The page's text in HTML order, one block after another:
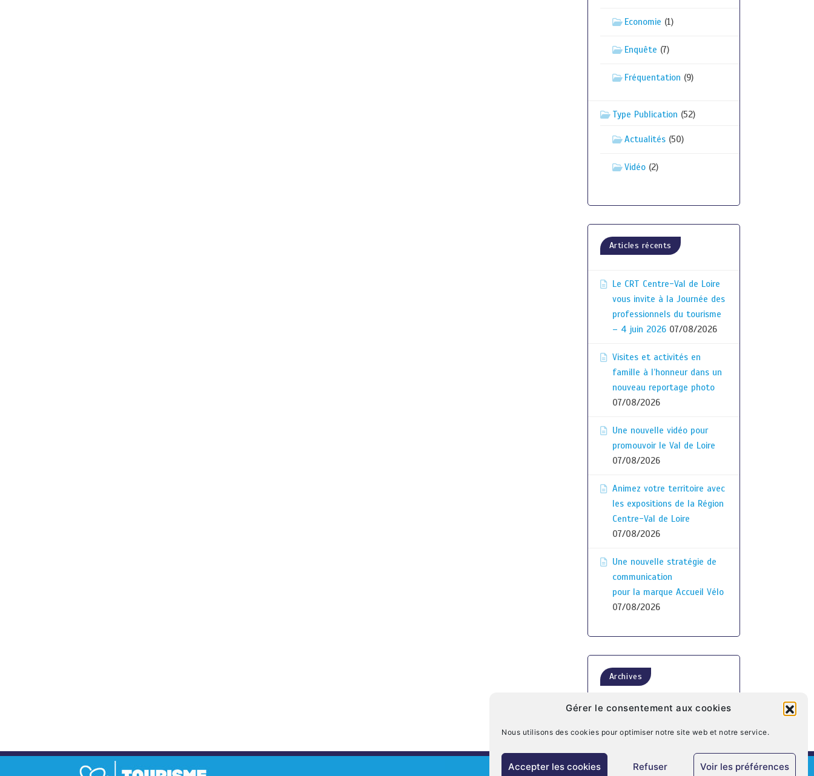
Gérer le consentement aux cookies
Nous utilisons des cookies pour optimiser notre site web et notre service.
Accepter les cookies Refuser Voir les préférences
Economie (1)
Enquête (7)
Fréquentation (9)
Type Publication (52)
Actualités(50)
Vidéo(2)
Articles récents
Le CRT Centre-Val de Loire
vous invite à la Journée des
professionnels du tourisme
– 4 juin 2026 07/08/2026
Visites et activités en
famille à l’honneur dans un
nouveau reportage photo
07/08/2026
Une nouvelle vidéo pour
promouvoir le Val de Loire
07/08/2026
Animez votre territoire avec
les expositions de la Région
Centre-Val de Loire
07/08/2026
Une nouvelle stratégie de
communication
pour la marque Accueil Vélo
07/08/2026
Archives